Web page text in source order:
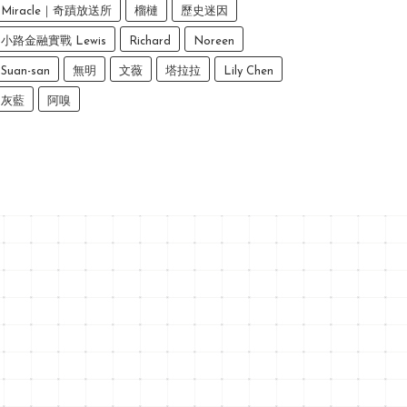
Miracle｜奇蹟放送所 榴槤 歷史迷因
小路金融實戰 Lewis Richard Noreen
Suan-san 無明 文薇 塔拉拉 Lily Chen
灰藍 阿嗅